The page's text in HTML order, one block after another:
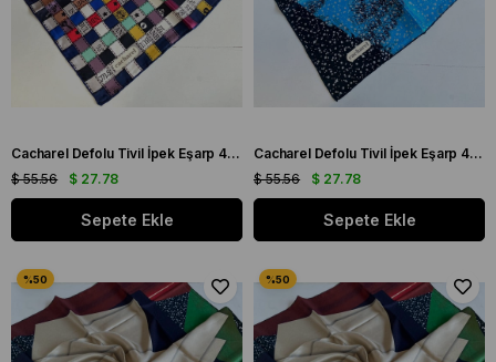
Cacharel Defolu Tivil İpek Eşarp 42005 Mavi Karışık Desen
$ 27.78
$ 55.56
Sepete Ekle
Cacharel Defolu Tivil İpek Eşarp 43537 Siyah Karışık Desen
$ 27.78
$ 55.56
Sepete Ekle